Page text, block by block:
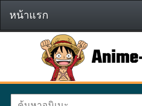
หน้าแรก